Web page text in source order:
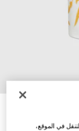
في الموقع،